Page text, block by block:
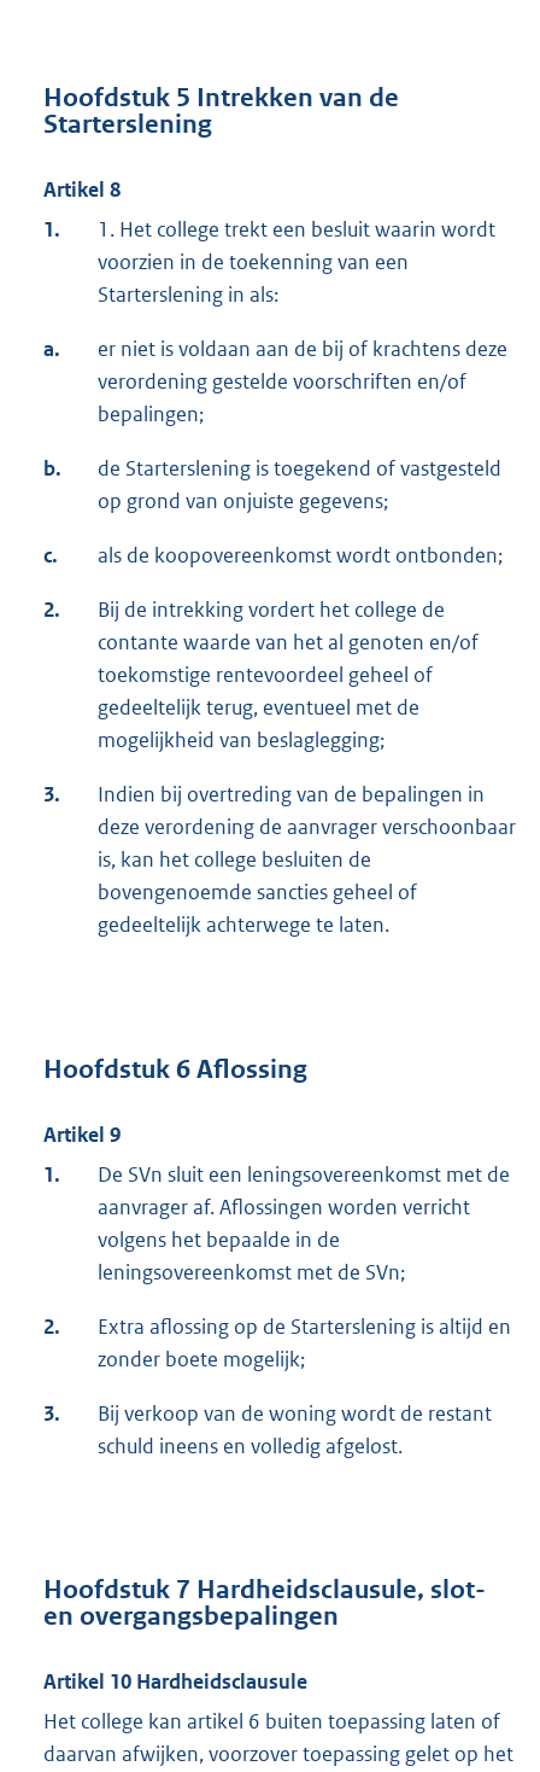
Hoofdstuk 5 Intrekken van de
Starterslening
Artikel 8
1.
1. Het college trekt een besluit waarin wordt
voorzien in de toekenning van een
Starterslening in als:
a.
er niet is voldaan aan de bij of krachtens deze
verordening gestelde voorschriften en/of
bepalingen;
b.
de Starterslening is toegekend of vastgesteld
op grond van onjuiste gegevens;
c. als de koopovereenkomst wordt ontbonden;
2.
Bij de intrekking vordert het college de
contante waarde van het al genoten en/of
toekomstige rentevoordeel geheel of
gedeeltelijk terug, eventueel met de
mogelijkheid van beslaglegging;
3.
Indien bij overtreding van de bepalingen in
deze verordening de aanvrager verschoonbaar
is, kan het college besluiten de
bovengenoemde sancties geheel of
gedeeltelijk achterwege te laten.
Hoofdstuk 6 Aflossing
Artikel 9
1.
De SVn sluit een leningsovereenkomst met de
aanvrager af. Aflossingen worden verricht
volgens het bepaalde in de
leningsovereenkomst met de SVn;
2.
Extra aflossing op de Starterslening is altijd en
zonder boete mogelijk;
3.
Bij verkoop van de woning wordt de restant
schuld ineens en volledig afgelost.
Hoofdstuk 7 Hardheidsclausule, slot-
en overgangsbepalingen
Artikel 10 Hardheidsclausule
Het college kan artikel 6 buiten toepassing laten of
daarvan afwijken, voorzover toepassing gelet op het